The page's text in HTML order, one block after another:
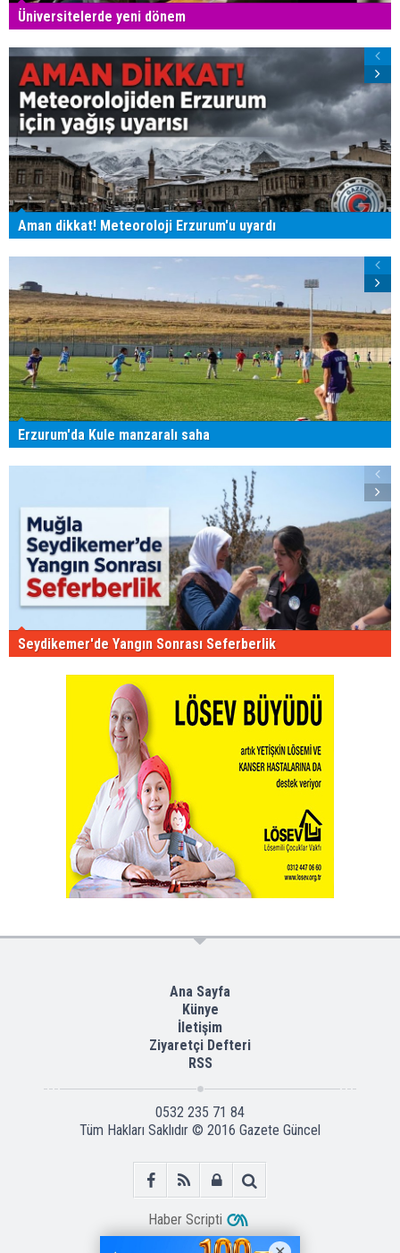
Üniversitelerde yeni dönem
Aman dikkat! Meteoroloji Erzurum'u uyardı
Erzurum'da Kule manzaralı saha
Seydikemer'de Yangın Sonrası Seferberlik
Ana Sayfa
Künye
İletişim
Ziyaretçi Defteri
RSS
0532 235 71 84
Tüm Hakları Saklıdır © 2016 Gazete Güncel
Haber Scripti